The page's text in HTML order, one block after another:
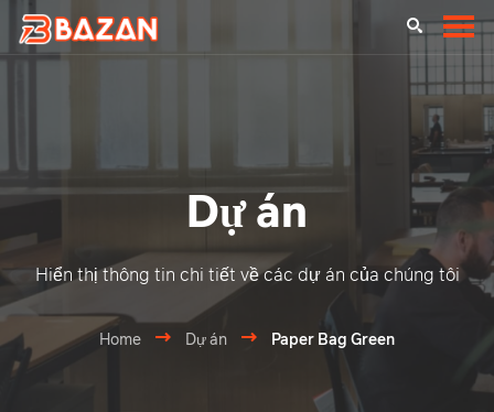
Dự án
Hiển thị thông tin chi tiết về các dự án của chúng tôi
Home Dự án Paper Bag Green